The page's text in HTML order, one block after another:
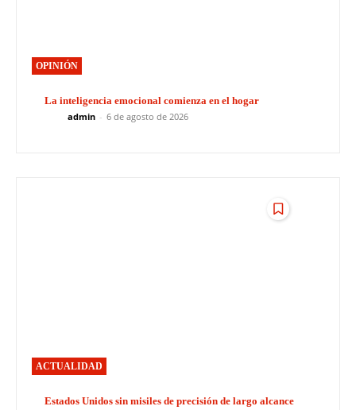
OPINIÓN
La inteligencia emocional comienza en el hogar
admin - 6 de agosto de 2026
ACTUALIDAD
Estados Unidos sin misiles de precisión de largo alcance